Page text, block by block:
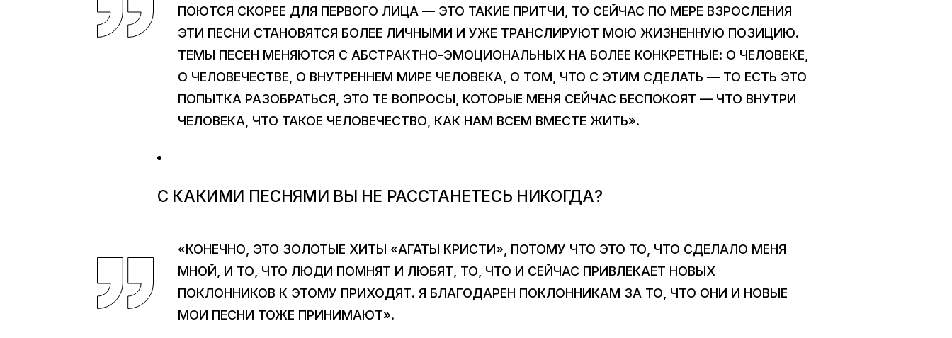
ПОЮТСЯ СКОРЕЕ ДЛЯ ПЕРВОГО ЛИЦА — ЭТО ТАКИЕ ПРИТЧИ, ТО СЕЙЧАС ПО МЕРЕ ВЗРОСЛЕНИЯ
ЭТИ ПЕСНИ СТАНОВЯТСЯ БОЛЕЕ ЛИЧНЫМИ И УЖЕ ТРАНСЛИРУЮТ МОЮ ЖИЗНЕННУЮ ПОЗИЦИЮ.
ТЕМЫ ПЕСЕН МЕНЯЮТСЯ С АБСТРАКТНО-ЭМОЦИОНАЛЬНЫХ НА БОЛЕЕ КОНКРЕТНЫЕ: О ЧЕЛОВЕКЕ,
О ЧЕЛОВЕЧЕСТВЕ, О ВНУТРЕННЕМ МИРЕ ЧЕЛОВЕКА, О ТОМ, ЧТО С ЭТИМ СДЕЛАТЬ — ТО ЕСТЬ ЭТО
ПОПЫТКА РАЗОБРАТЬСЯ, ЭТО ТЕ ВОПРОСЫ, КОТОРЫЕ МЕНЯ СЕЙЧАС БЕСПОКОЯТ — ЧТО ВНУТРИ
ЧЕЛОВЕКА, ЧТО ТАКОЕ ЧЕЛОВЕЧЕСТВО, КАК НАМ ВСЕМ ВМЕСТЕ ЖИТЬ».
С КАКИМИ ПЕСНЯМИ ВЫ НЕ РАССТАНЕТЕСЬ НИКОГДА?
«КОНЕЧНО, ЭТО ЗОЛОТЫЕ ХИТЫ «АГАТЫ КРИСТИ», ПОТОМУ ЧТО ЭТО ТО, ЧТО СДЕЛАЛО МЕНЯ
МНОЙ, И ТО, ЧТО ЛЮДИ ПОМНЯТ И ЛЮБЯТ, ТО, ЧТО И СЕЙЧАС ПРИВЛЕКАЕТ НОВЫХ
ПОКЛОННИКОВ К ЭТОМУ ПРИХОДЯТ. Я БЛАГОДАРЕН ПОКЛОННИКАМ ЗА ТО, ЧТО ОНИ И НОВЫЕ
МОИ ПЕСНИ ТОЖЕ ПРИНИМАЮТ».